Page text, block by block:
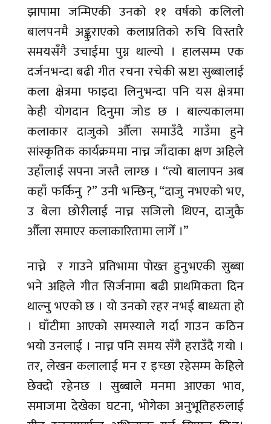
झापामा जन्मिएकी उनको ११ वर्षको कलिलो
बालपनमै अङ्कुराएको कलाप्रतिको रुचि विस्तारै
समयसँगै उचाईमा पुग्न थाल्यो । हालसम्म एक
दर्जनभन्दा बढी गीत रचना रचेकी स्रष्टा सुब्बालाई
कला क्षेत्रमा फाइदा लिनुभन्दा पनि यस क्षेत्रमा
केही योगदान दिनुमा जोड छ । बाल्यकालमा
कलाकार दाजुको औँला समाउँदै गाउँमा हुने
सांस्कृतिक कार्यक्रममा नाच्न जाँदाका क्षण अहिले
उहाँलाई सपना जस्तै लाग्छ । “त्यो बालापन अब
कहाँ फर्किनु ?” उनी भन्छिन्, “दाजु नभएको भए,
उ बेला छोरीलाई नाच्न सजिलो थिएन, दाजुकै
औँला समाएर कलाकारितामा लागेँ ।”
नाच्ने र गाउने प्रतिभामा पोख्त हुनुभएकी सुब्बा
भने अहिले गीत सिर्जनामा बढी प्राथमिकता दिन
थाल्नु भएको छ । यो उनको रहर नभई बाध्यता हो
। घाँटीमा आएको समस्याले गर्दा गाउन कठिन
भयो उनलाई । नाच्न पनि समय सँगै हराउँदै गयो ।
तर, लेखन कलालाई मन र इच्छा रहेसम्म केहिले
छेक्दो रहेनछ । सुब्बाले मनमा आएका भाव,
समाजमा देखेका घटना, भोगेका अनुभूतिहरुलाई